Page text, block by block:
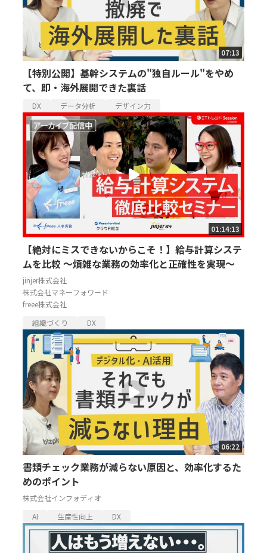
07:13
【特別公開】基幹システムの"独自ルール"をやめ
て、即・海外展開できた裏話
DX データ分析 デザイン力
01:14:13
【絶対にミスできないからこそ！】給与計算システ
ムを比較 ～煩雑な業務の効率化と正確性を実現～
jinjer株式会社
株式会社マネーフォワード
freee株式会社
組織づくり
DX
06:22
書類チェック業務が減らない原因と、効率化するた
めのポイント
株式会社インフォディオ
AI
生産性向上 DX